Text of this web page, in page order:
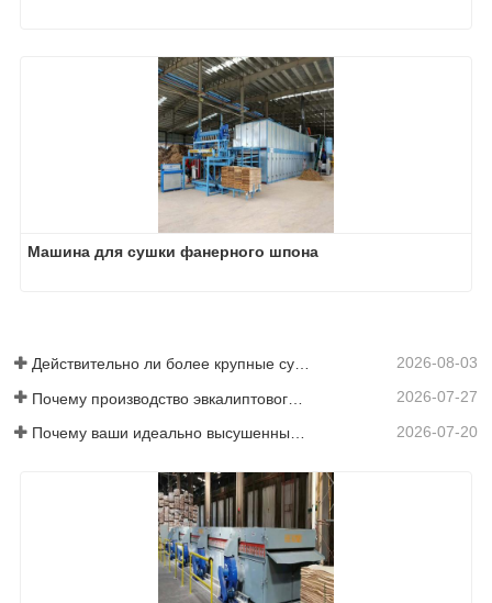
Машина для сушки фанерного шпона
Действительно ли более крупные сушилки для шпона экономят деньги? 2026-08-03
2026-07-27
2026-07-20